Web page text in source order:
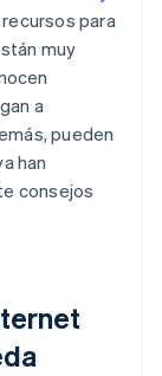
para
muy
a
pueden
han
consejos